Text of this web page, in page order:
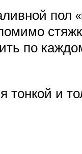
пол
по
тонкой и